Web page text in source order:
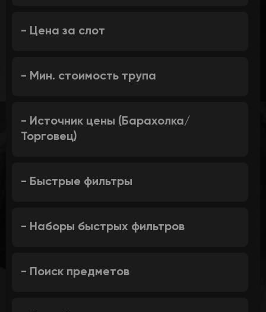
- Цена за слот
- Мин. стоимость трупа
- Источник цены (Барахолка/
Торговец)
- Быстрые фильтры
- Наборы быстрых фильтров
- Поиск предметов